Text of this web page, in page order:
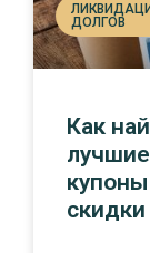
ДОЛГОВ
Как
лучшие
скидки